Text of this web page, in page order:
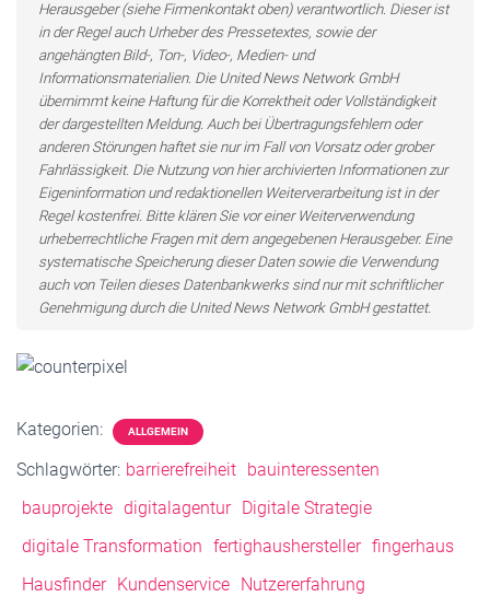
Herausgeber (siehe Firmenkontakt oben) verantwortlich. Dieser ist
in der Regel auch Urheber des Pressetextes, sowie der
angehängten Bild-, Ton-, Video-, Medien- und
Informationsmaterialien. Die United News Network GmbH
übernimmt keine Haftung für die Korrektheit oder Vollständigkeit
der dargestellten Meldung. Auch bei Übertragungsfehlern oder
anderen Störungen haftet sie nur im Fall von Vorsatz oder grober
Fahrlässigkeit. Die Nutzung von hier archivierten Informationen zur
Eigeninformation und redaktionellen Weiterverarbeitung ist in der
Regel kostenfrei. Bitte klären Sie vor einer Weiterverwendung
urheberrechtliche Fragen mit dem angegebenen Herausgeber. Eine
systematische Speicherung dieser Daten sowie die Verwendung
auch von Teilen dieses Datenbankwerks sind nur mit schriftlicher
Genehmigung durch die United News Network GmbH gestattet.
Kategorien: ALLGEMEIN
Schlagwörter: barrierefreiheit
bauinteressenten
bauprojekte digitalagentur
Digitale Strategie
digitale Transformation fertighaushersteller fingerhaus
Hausfinder
Kundenservice
Nutzererfahrung